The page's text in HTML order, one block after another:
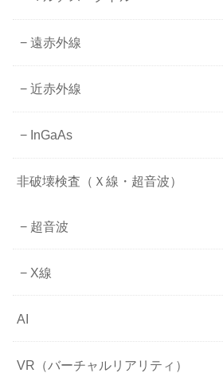
遠赤外線
近赤外線
InGaAs
非破壊検査（Ｘ線・超音波）
超音波
X線
AI
VR（バーチャルリアリティ）